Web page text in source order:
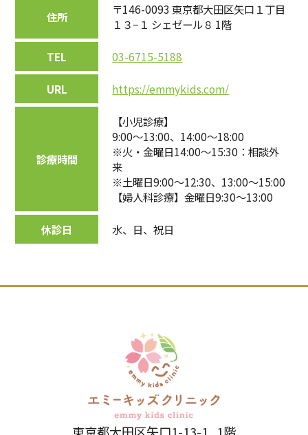
住所
〒146-0093 東京都大田区矢口１丁目
１３−１ シェゼール８ 1階
TEL 03-6715-5188
URL https://emmykids.com/
診療時間
【小児診療】
9:00～13:00、14:00～18:00
※火・金曜日14:00～15:30：相談外
来
※土曜日9:00～12:30、13:00～15:00
【婦人科診療】金曜日9:30～13:00
休診日 水、日、祝日